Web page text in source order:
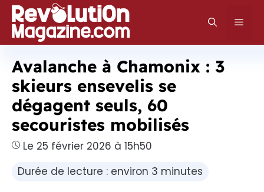
Aller
au
contenu
Avalanche à Chamonix : 3
skieurs ensevelis se
dégagent seuls, 60
secouristes mobilisés
Le 25 février 2026 à 15h50
Durée de lecture : environ 3 minutes